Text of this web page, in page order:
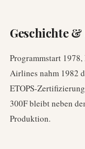
Geschichte
Programmstart
Airlines nahm 1982
ETOPS-
300F bleibt neben
Produktion.